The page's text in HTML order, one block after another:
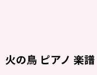
火の鳥 ピアノ 楽譜